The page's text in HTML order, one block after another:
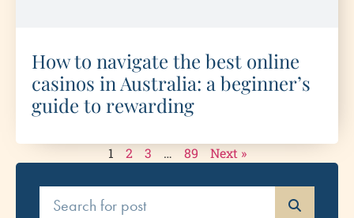
How to navigate the best online
casinos in Australia: a beginner’s
guide to rewarding
1 2 3 … 89 Next »